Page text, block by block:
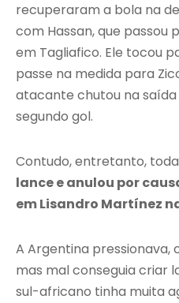
recuperaram a bola na
com Hassan, que passou
em Tagliafico. Ele tocou
passe na medida para
atacante chutou na
segundo gol.
Contudo, entretanto,
lance e anulou por
em Lisandro Martínez
A Argentina pressionava,
mas mal conseguia criar
sul-africano tinha muita